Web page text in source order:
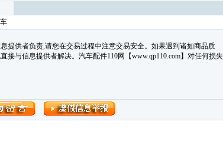
车
提供者负责,请您在交易过程中注意交易安全。如果遇到诸如商品质
与信息提供者解决。汽车配件110网【www.qp110.com】对任何损失